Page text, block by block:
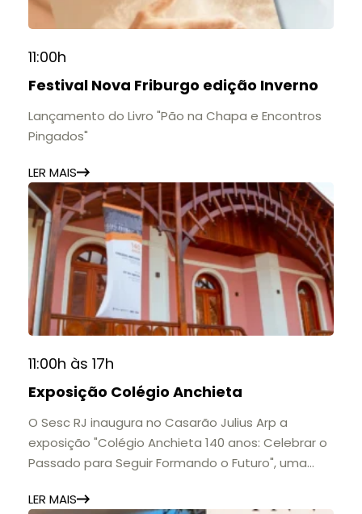
11:00h
Festival Nova Friburgo edição Inverno
Lançamento do Livro "Pão na Chapa e Encontros
Pingados"
LER MAIS
11:00h às 17h
Exposição Colégio Anchieta
O Sesc RJ inaugura no Casarão Julius Arp a
exposição "Colégio Anchieta 140 anos: Celebrar o
Passado para Seguir Formando o Futuro", uma
importantes instituições de ensino de Nova
LER MAIS